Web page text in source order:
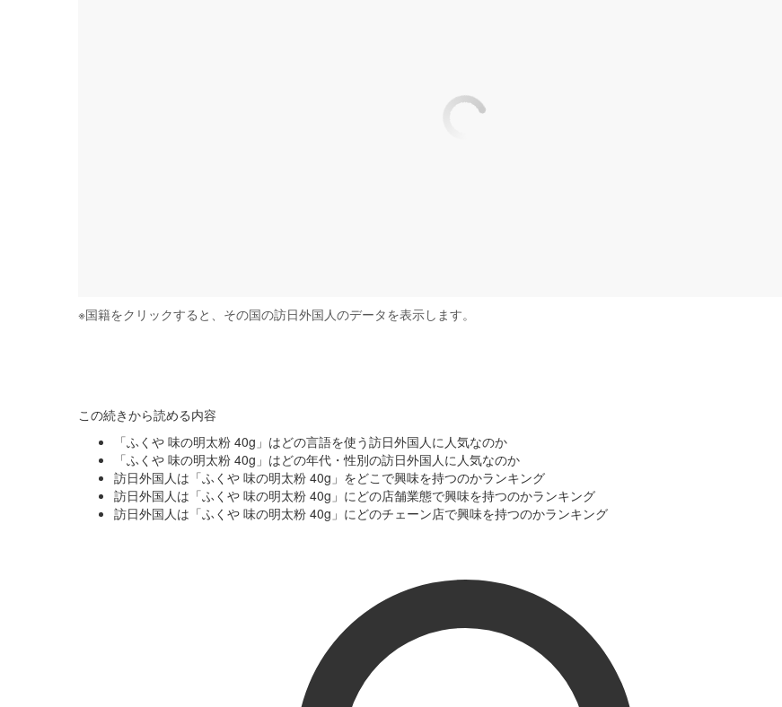
※国籍をクリックすると、その国の訪日外国人のデータを表示します。
この続きから読める内容
「ふくや 味の明太粉 40g」はどの言語を使う訪日外国人に人気なのか
「ふくや 味の明太粉 40g」はどの年代・性別の訪日外国人に人気なのか
訪日外国人は「ふくや 味の明太粉 40g」をどこで興味を持つのかランキング
訪日外国人は「ふくや 味の明太粉 40g」にどの店舗業態で興味を持つのかランキング
訪日外国人は「ふくや 味の明太粉 40g」にどのチェーン店で興味を持つのかランキング